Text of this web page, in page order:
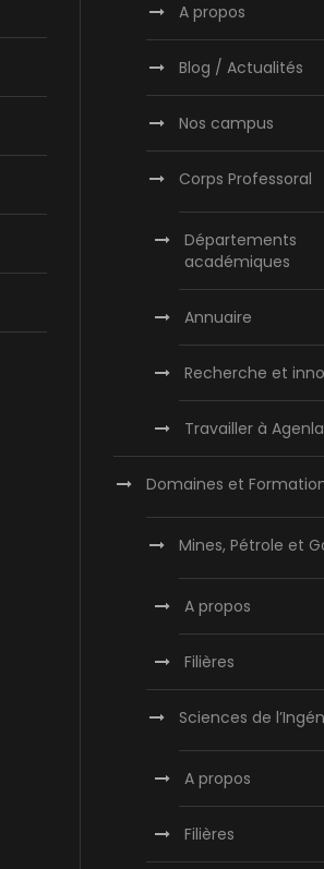
A propos
Blog / Actualités
Nos campus
Corps Professoral
Départements
académiques
Annuaire
Recherche et
Travailler à
Domaines et
Mines, Pétrole et
A propos
Filières
Sciences de
A propos
Filières